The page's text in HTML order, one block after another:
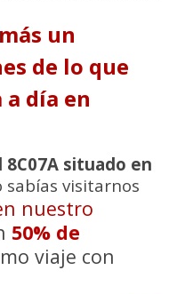
un
de lo que
día en
8C07A situado en
sabías visitarnos
nuestro
50% de
viaje con